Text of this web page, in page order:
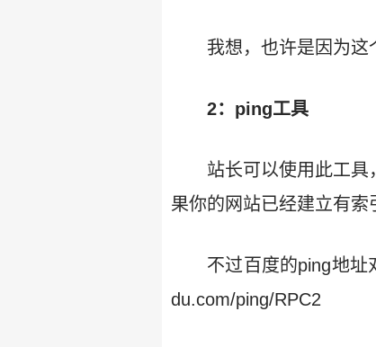
我想，也许是因为
2：ping工具
站长可以使用此工
果你的网站已经建立有索
不过百度的ping地址
du.com/ping/RPC2